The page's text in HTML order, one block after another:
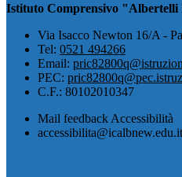
Istituto Comprensivo "Albertelli
Via Isacco Newton 16/A -
Tel: 0521 494266
Email:
PEC:
C.F.: 80102010347
Mail feedback Accessibilità
accessibilita@icalbnew.edu.it